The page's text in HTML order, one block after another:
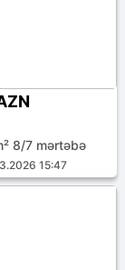
8/7 mərtəbə
15:47